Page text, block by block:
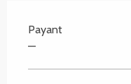
Payant
—